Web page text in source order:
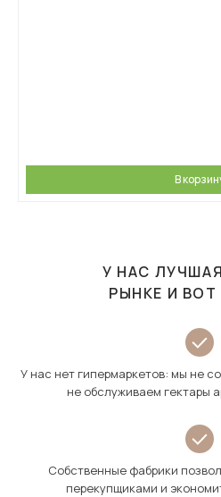
В
У НАС
РЫНКЕ И
У нас нет гипермаркетов: мы не
не обслуживаем гектары
Собственные фабрики
перекупщиками и